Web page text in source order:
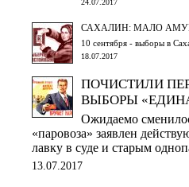
САХАЛИН: МАЛО
10 сентября - выборы в
18.07.2017
ПОЧИСТИЛИ
ВЫБОРЫ
Ожидаемо
«паровоза» заявлен
лавку в суде и старым
13.07.2017